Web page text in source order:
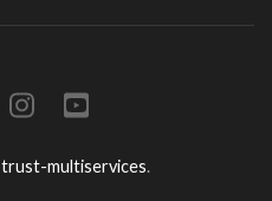
trust-multiservices.